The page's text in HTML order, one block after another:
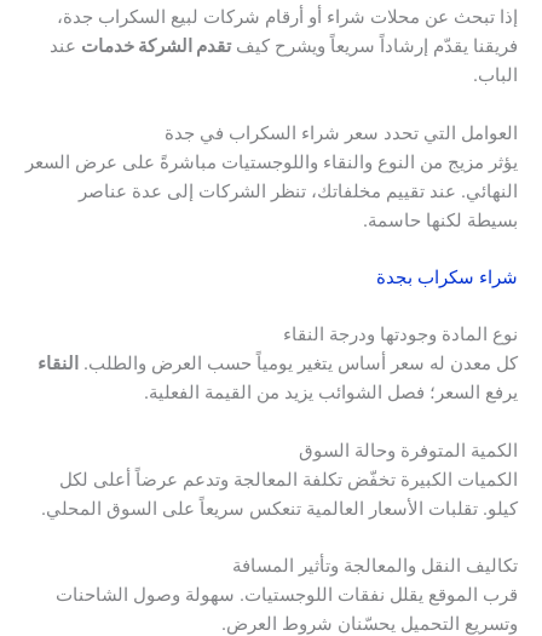
إذا تبحث عن محلات شراء أو أرقام شركات لبيع السكراب جدة،
فريقنا يقدّم إرشاداً سريعاً ويشرح كيفتقدم الشركة خدمات عند
الباب.
العوامل التي تحدد سعر شراء السكراب في جدة
يؤثر مزيج من النوع والنقاء واللوجستيات مباشرةً على عرض السعر
النهائي. عند تقييم مخلفاتك، تنظر الشركات إلى عدة عناصر
بسيطة لكنها حاسمة.
شراء سكراب بجدة
نوع المادة وجودتها ودرجة النقاء
كل معدن له سعر أساس يتغير يومياً حسب العرض والطلب. النقاء
يرفع السعر؛ فصل الشوائب يزيد من القيمة الفعلية.
الكمية المتوفرة وحالة السوق
الكميات الكبيرة تخفّض تكلفة المعالجة وتدعم عرضاً أعلى لكل
كيلو. تقلبات الأسعار العالمية تنعكس سريعاً على السوق المحلي.
تكاليف النقل والمعالجة وتأثير المسافة
قرب الموقع يقلل نفقات اللوجستيات. سهولة وصول الشاحنات
وتسريع التحميل يحسّنان شروط العرض.